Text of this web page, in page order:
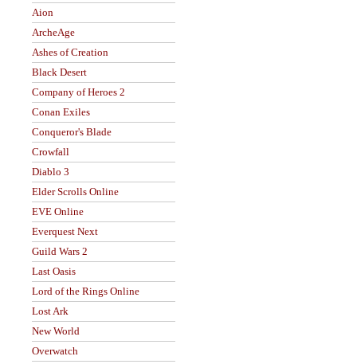
Aion
ArcheAge
Ashes of Creation
Black Desert
Company of Heroes 2
Conan Exiles
Conqueror's Blade
Crowfall
Diablo 3
Elder Scrolls Online
EVE Online
Everquest Next
Guild Wars 2
Last Oasis
Lord of the Rings Online
Lost Ark
New World
Overwatch